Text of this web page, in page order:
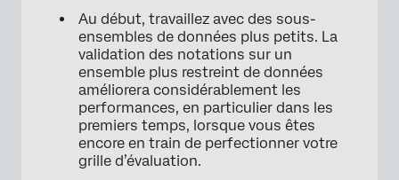
Au début, travaillez avec des sous-
ensembles de données plus petits. La
validation des notations sur un
ensemble plus restreint de données
améliorera considérablement les
performances, en particulier dans les
premiers temps, lorsque vous êtes
encore en train de perfectionner votre
grille d’évaluation.